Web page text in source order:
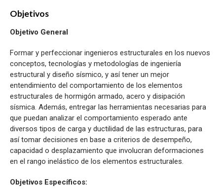
Objetivos
Objetivo General
Formar y perfeccionar ingenieros estructurales en los nuevos
conceptos, tecnologías y metodologías de ingeniería
estructural y diseño sísmico, y así tener un mejor
entendimiento del comportamiento de los elementos
estructurales de hormigón armado, acero y disipación
sísmica. Además, entregar las herramientas necesarias para
que puedan analizar el comportamiento esperado ante
diversos tipos de carga y ductilidad de las estructuras, para
así tomar decisiones en base a criterios de desempeño,
capacidad o desplazamiento que involucran deformaciones
en el rango inelástico de los elementos estructurales.
Objetivos Específicos: